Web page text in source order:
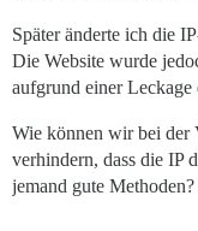
Später änderte ich die
Die Website wurde
aufgrund einer Leckage
Wie können wir bei
verhindern, dass die IP
jemand gute